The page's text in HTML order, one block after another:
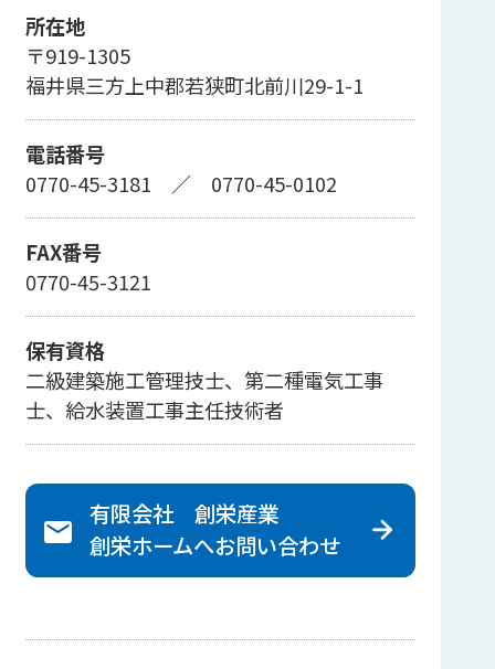
所在地
〒919-1305
福井県三方上中郡若狭町北前川29-1-1
電話番号
0770-45-3181 ／ 0770-45-0102
FAX番号
0770-45-3121
保有資格
二級建築施工管理技士、第二種電気工事
士、給水装置工事主任技術者
有限会社 創栄産業
創栄ホームへお問い合わせ